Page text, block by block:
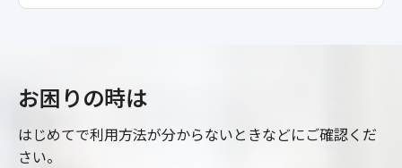
お困りの時は
はじめてで利用方法が分からないときなどにご確認くだ
さい。